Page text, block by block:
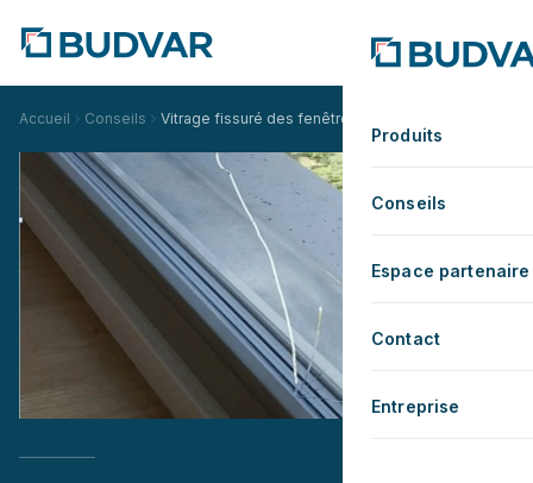
Produits
Conseils
Espace partenaire
Contact
Entreprise
Accueil Conseils Vitrage fissuré des fenêtres en PVC - comment se